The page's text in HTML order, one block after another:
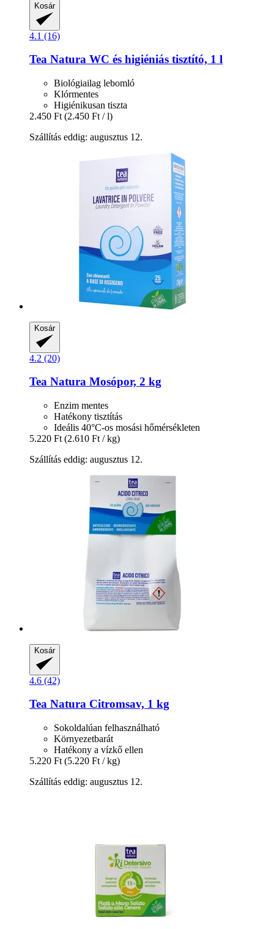
Kosár
4.1 (16)
Tea Natura WC és higiéniás tisztító, 1 l
Biológiailag lebomló
Klórmentes
Higiénikusan tiszta
2.450 Ft (2.450 Ft / l)
Szállítás eddig: augusztus 12.
Kosár
4.2 (20)
Tea Natura Mosópor, 2 kg
Enzim mentes
Hatékony tisztítás
Ideális 40°C-os mosási hőmérsékleten
5.220 Ft (2.610 Ft / kg)
Szállítás eddig: augusztus 12.
Kosár
4.6 (42)
Tea Natura Citromsav, 1 kg
Sokoldalúan felhasználható
Környezetbarát
Hatékony a vízkő ellen
5.220 Ft (5.220 Ft / kg)
Szállítás eddig: augusztus 12.